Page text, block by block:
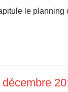
le planning